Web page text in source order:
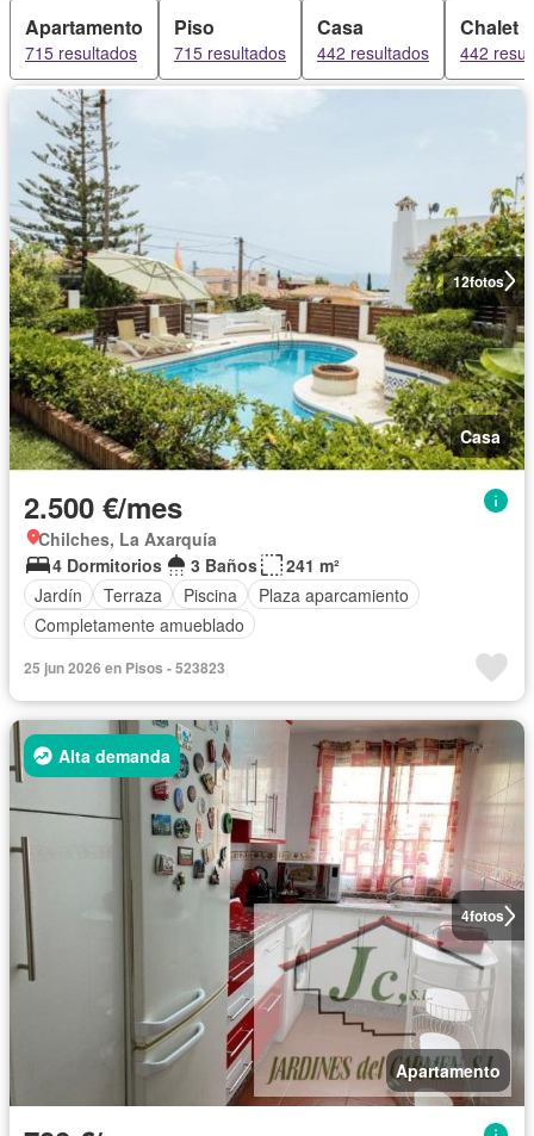
Apartamento
715 resultados
Piso
715 resultados
Casa
442 resultados
Chalet
442
12fotos
Casa
2.500 €/mes
Chilches, La Axarquía
4 Dormitorios
3 Baños
241 m²
Jardín
Terraza Piscina
Plaza aparcamiento
Completamente amueblado
25 jun 2026 en Pisos - 523823
4fotos
Alta demanda
Apartamento